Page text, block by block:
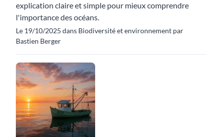
explication claire et simple pour mieux comprendre
l'importance des océans.
Le 19/10/2025 dans Biodiversité et environnement par
Bastien Berger